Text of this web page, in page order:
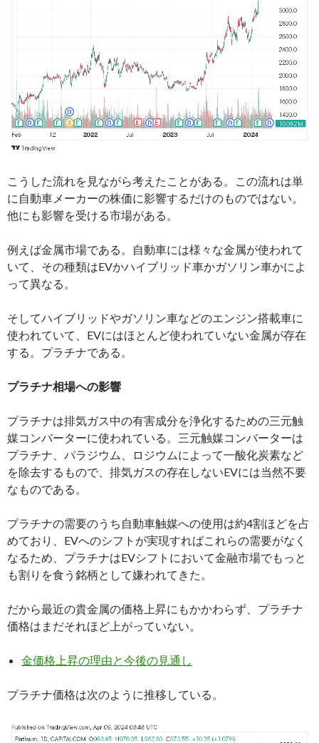
こうした流れを見ながら考えたことがある。この流れは単
に自動車メーカーの株価に影響するだけのものではない。
他にも影響を受ける市場がある。
例えば金属市場である。自動車には様々な金属が使われて
いて、その種類はEVかハイブリッド車かガソリン車かによ
って異なる。
そしてハイブリッドやガソリン車などのエンジン搭載車に
使われていて、EVにはほとんど使われていない金属が存在
する。プラチナである。
プラチナ相場への影響
プラチナは排気ガス中の有害成分を浄化するための三元触
媒コンバーターに使われている。三元触媒コンバーターは
プラチナ、パラジウム、ロジウムによって一酸化炭素など
を除去するもので、排気ガスの存在しないEVには当然不要
なものである。
プラチナの需要のうち自動車触媒への使用は約4割ほどを占
めており、EVへのシフトが実現すればこれらの需要がなく
なるため、プラチナはEVシフトにおいて金融市場でもっと
も割りを食う銘柄として嫌われてきた。
だから最近の貴金属の価格上昇にもかかわらず、プラチナ
価格はまだそれほど上がっていない。
金価格上昇の理由と今後の見通し
プラチナ価格は次のように推移している。